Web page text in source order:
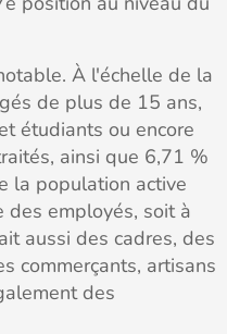
À l'échelle de la
de plus de 15 ans,
étudiants ou encore
ainsi que 6,71 %
la population active
employés, soit à
aussi des cadres, des
commerçants, artisans
des